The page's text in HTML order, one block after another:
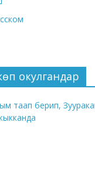
окулгандар
таап берип,